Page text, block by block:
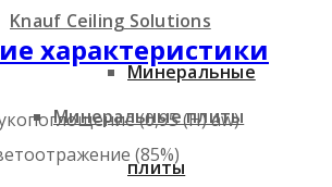
Knauf Ceiling Solutions
Минеральные плиты
Минеральные
плиты
характеристики
(0,95 (H) aw)
(85%)